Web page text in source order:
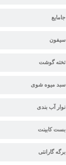
جامایع
سیفون
تخته گوشت
سبد میوه شوی
نوار آب بندی
بست کابینت
برگه گارانتی